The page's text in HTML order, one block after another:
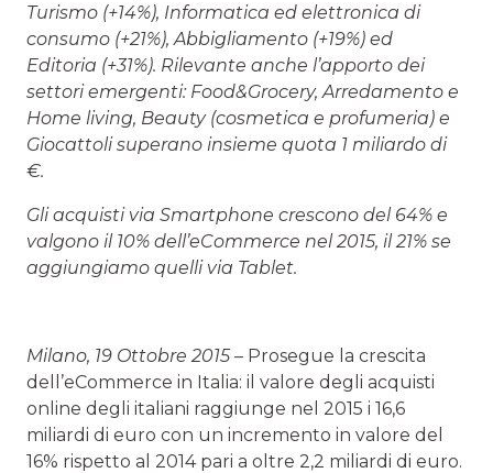
Turismo (+14%), Informatica ed elettronica di
consumo (+21%), Abbigliamento (+19%) ed
Editoria (+31%). Rilevante anche l’apporto dei
settori emergenti: Food&Grocery, Arredamento e
Home living, Beauty (cosmetica e profumeria) e
Giocattoli superano insieme quota 1 miliardo di
€.
Gli acquisti via Smartphone crescono del 64% e
valgono il 10% dell’eCommerce nel 2015, il 21% se
aggiungiamo quelli via Tablet.
Milano, 19 Ottobre 2015– Prosegue la crescita
dell’eCommerce in Italia: il valore degli acquisti
online degli italiani raggiunge nel 2015 i 16,6
miliardi di euro con un incremento in valore del
16% rispetto al 2014 pari a oltre 2,2 miliardi di euro.